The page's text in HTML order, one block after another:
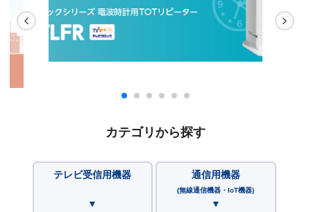
カテゴリから探す
テレビ受信用機器 通信用機器
(無線通信機器・IoT機器)